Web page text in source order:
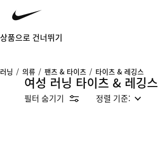
상품으로 건너뛰기
러닝 / 의류 / 팬츠 & 타이츠 / 타이츠 & 레깅스
여성 러닝 타이츠 & 레깅스
필터 숨기기 정렬 기준: